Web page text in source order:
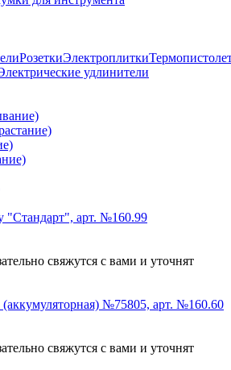
РозеткиЭлектроплитки
удлинители
"Стандарт", арт. №160.99
свяжутся с вами и уточнят
№75805, арт. №160.60
свяжутся с вами и уточнят